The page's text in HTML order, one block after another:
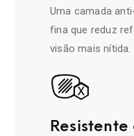
Uma camada
fina que reduz
visão mais nítida.
Resistente